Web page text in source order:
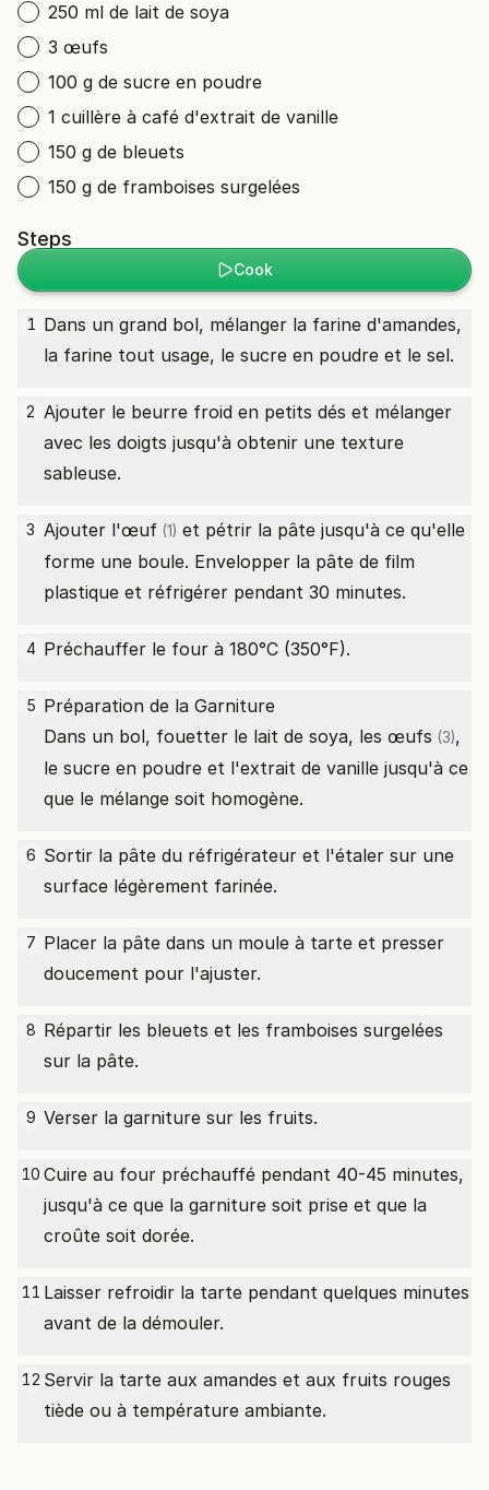
250 ml de lait de soya
3 œufs
100 g de sucre en poudre
1 cuillère à café d'extrait de vanille
150 g de bleuets
150 g de framboises surgelées
Steps
Cook
1 Dans un grand bol, mélanger la farine d'amandes,
la farine tout usage, le sucre en poudre et le sel.
2 Ajouter le beurre froid en petits dés et mélanger
avec les doigts jusqu'à obtenir une texture
sableuse.
3 Ajouter l'œuf (1) et pétrir la pâte jusqu'à ce qu'elle
forme une boule. Envelopper la pâte de film
plastique et réfrigérer pendant 30 minutes.
4 Préchauffer le four à 180°C (350°F).
5 Préparation de la Garniture
Dans un bol, fouetter le lait de soya, les œufs (3),
le sucre en poudre et l'extrait de vanille jusqu'à ce
que le mélange soit homogène.
6 Sortir la pâte du réfrigérateur et l'étaler sur une
surface légèrement farinée.
7 Placer la pâte dans un moule à tarte et presser
doucement pour l'ajuster.
8 Répartir les bleuets et les framboises surgelées
sur la pâte.
9 Verser la garniture sur les fruits.
10 Cuire au four préchauffé pendant 40-45 minutes,
jusqu'à ce que la garniture soit prise et que la
croûte soit dorée.
11 Laisser refroidir la tarte pendant quelques minutes
avant de la démouler.
12 Servir la tarte aux amandes et aux fruits rouges
tiède ou à température ambiante.